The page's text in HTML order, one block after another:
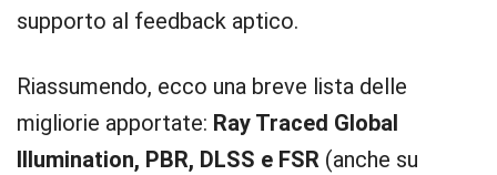
supporto al feedback aptico.
Riassumendo, ecco una breve lista delle
migliorie apportate: Ray Traced Global
Illumination, PBR, DLSS e FSR (anche su